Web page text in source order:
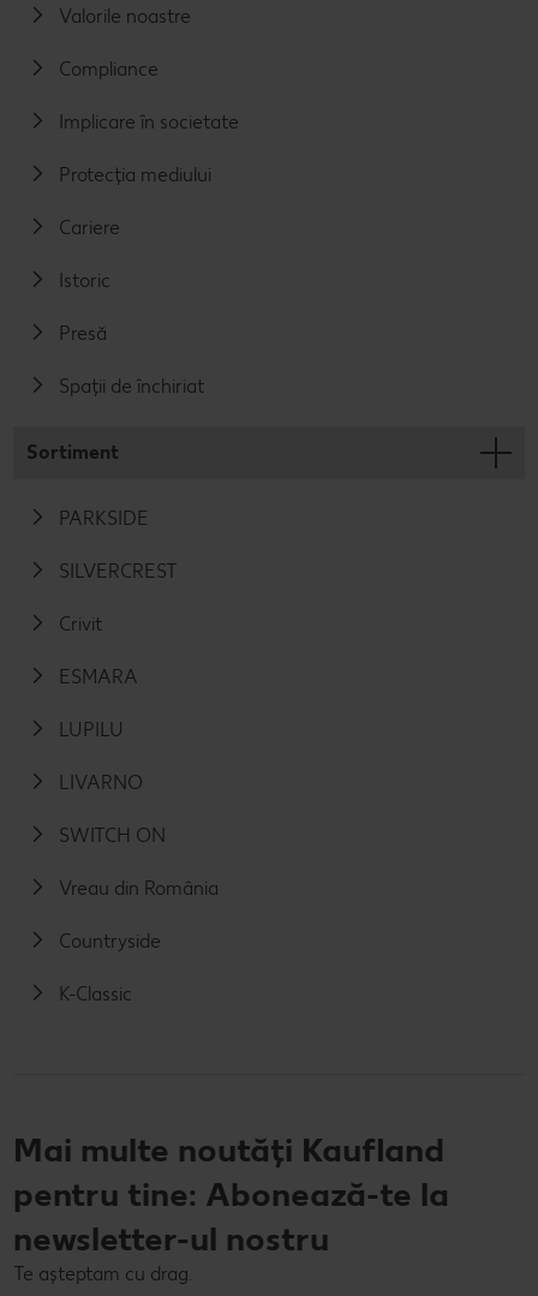
Valorile noastre
Compliance
Implicare în societate
Protecția mediului
Cariere
Istoric
Presă
Spații de închiriat
Sortiment
PARKSIDE
SILVERCREST
Crivit
ESMARA
LUPILU
LIVARNO
SWITCH ON
Vreau din România
Countryside
K-Classic
Mai multe noutăți Kaufland
pentru tine: Abonează-te la
newsletter-ul nostru
Te așteptam cu drag.